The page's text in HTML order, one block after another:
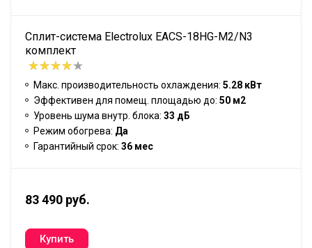
Сплит-система Electrolux EACS-18HG-M2/N3
комплект
Макс. производительность охлаждения: 5.28 кВт
Эффективен для помещ. площадью до: 50 м2
Уровень шума внутр. блока: 33 дБ
Режим обогрева: Да
Гарантийный срок: 36 мес
83 490 руб.